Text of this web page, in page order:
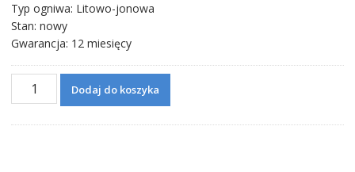
Typ ogniwa: Litowo-jonowa
Stan: nowy
Gwarancja: 12 miesięcy
ilość
Bateria
Dodaj do koszyka